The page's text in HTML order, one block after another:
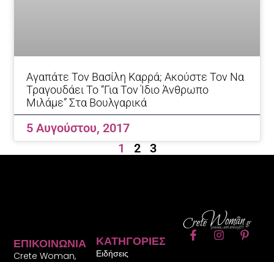
Αγαπάτε Τον Βασίλη Καρρά; Ακούστε Τον Να
Τραγουδάει Το “Για Τον Ίδιο Άνθρωπο
Μιλάμε” Στα Βουλγαρικά
5 Αυγούστου, 2017
1
2 3
F
a
I
P
ΚΑΤΗΓΟΡΊΕΣ
Ειδήσεις
ΕΠΙΚΟΙΝΩΝΊΑ
Crete Woman,